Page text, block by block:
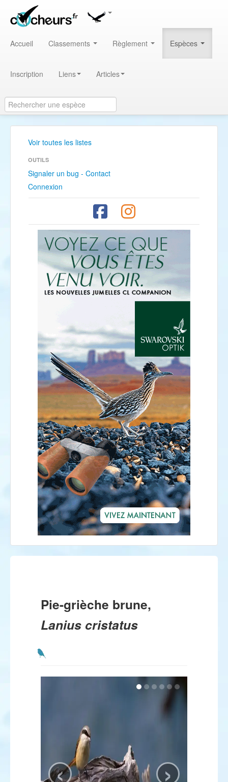
Accueil Classements Règlement Espèces
Inscription Liens Articles
Voir toutes les listes
OUTILS
Signaler un bug - Contact
Connexion
Pie-grièche brune,
Lanius cristatus
‹ ›